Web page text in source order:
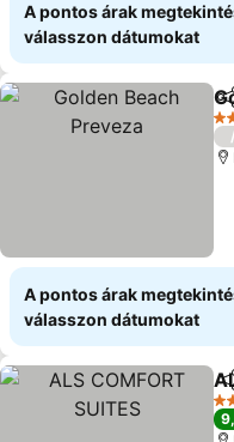
A pontos árak
válasszon dátumokat
3
/
A pontos árak
válasszon dátumokat
3